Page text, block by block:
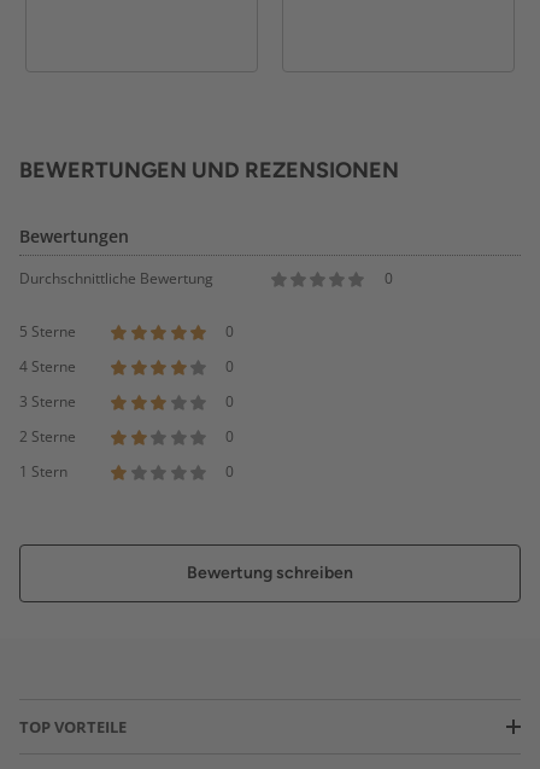
BEWERTUNGEN UND REZENSIONEN
Bewertungen
Durchschnittliche Bewertung 0
5 Sterne
0
4 Sterne
0
3 Sterne
0
2 Sterne
0
1 Stern
0
Bewertung schreiben
TOP VORTEILE